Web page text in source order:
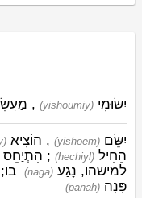
(yishoumiy) יִשּׂוּמִי ,
(yishoem) יִשֵּׂם , הוֹצִיא
(hechiyl) הֵחִיל ; הִתְיַחֵס
למישהו,
(naga) נָגַע בו;
(panah) פָּנָה